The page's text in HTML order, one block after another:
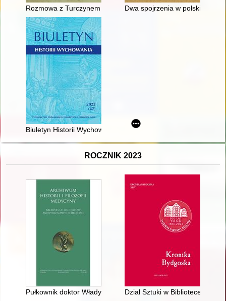
Rozmowa z Turczynem o wierze krześcijańskiej i o tajności
Dwa spojrzenia w polskiej
Biuletyn Historii Wychowania. [Nr] 47 (2022), Uczniowie -
ROCZNIK 2023
Pułkownik doktor Władysław Gergovich (1893-1951) :
Dział Sztuki w Bibliotece